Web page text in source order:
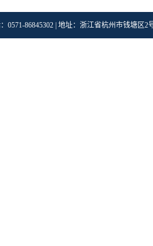
0571-86845302 | 地址：浙江省杭州市钱塘区